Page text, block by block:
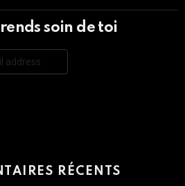
soin de toi
RÉCENTS